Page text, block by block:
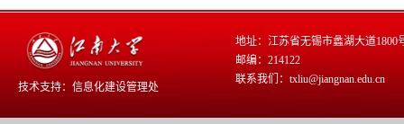
技术支持： 信息化建设管理处
地址：江苏省无锡市蠡湖大道1800
邮编：214122
联系我们：txliu@jiangnan.edu.cn